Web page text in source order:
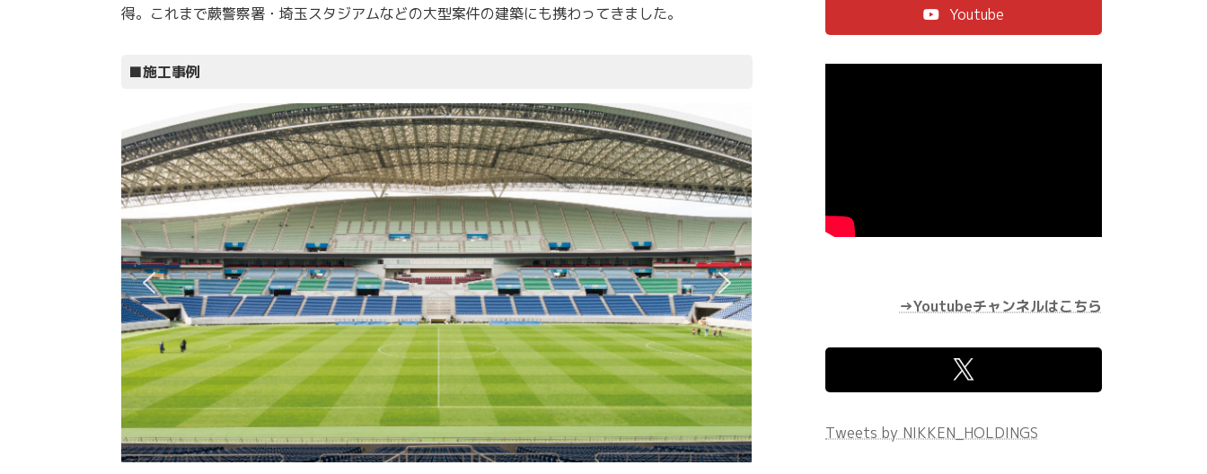
得。これまで蕨警察署・埼玉スタジアムなどの大型案件の建築にも携わってきました。
■施工事例
Youtube
→Youtubeチャンネルはこちら
Tweets by NIKKEN_HOLDINGS